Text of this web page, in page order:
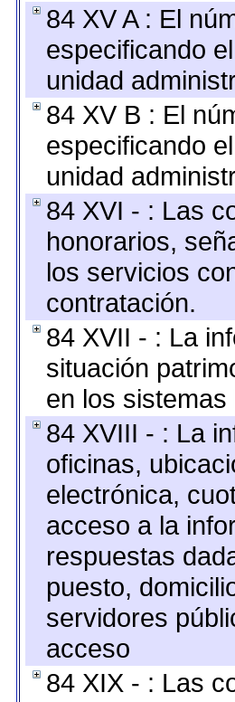
84 XV A : El
especificando
unidad
84 XV B : El
especificando
unidad
84 XVI - : Las
honorarios,
los servicios
contratación.
84 XVII - : La
situación
en los
84 XVIII - : La
oficinas,
electrónica,
acceso a la
respuestas
puesto,
servidores
acceso
84 XIX - : Las